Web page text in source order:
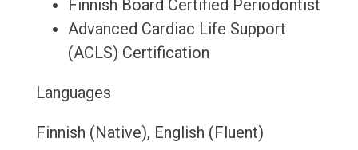
Finnish Board Certified Periodontist
Advanced Cardiac Life Support
(ACLS) Certification
Languages
Finnish (Native), English (Fluent)